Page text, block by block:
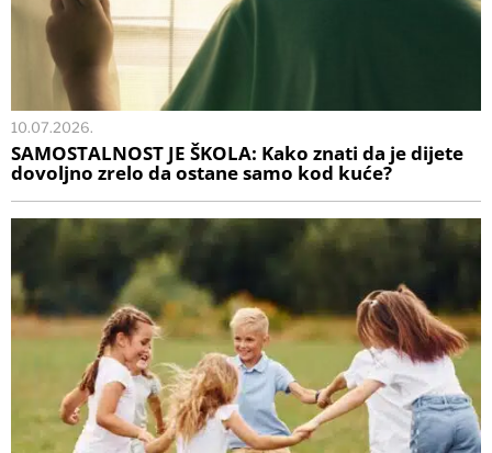
10.07.2026.
SAMOSTALNOST JE ŠKOLA: Kako znati da je dijete
dovoljno zrelo da ostane samo kod kuće?